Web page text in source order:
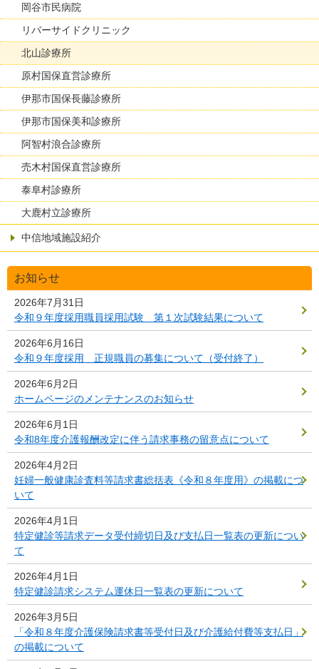
岡谷市民病院
リバーサイドクリニック
北山診療所
原村国保直営診療所
伊那市国保長藤診療所
伊那市国保美和診療所
阿智村浪合診療所
売木村国保直営診療所
泰阜村診療所
大鹿村立診療所
中信地域施設紹介
お知らせ
2026年7月31日
令和９年度採用職員採用試験 第１次試験結果について
2026年6月16日
令和９年度採用 正規職員の募集について（受付終了）
2026年6月2日
ホームページのメンテナンスのお知らせ
2026年6月1日
令和8年度介護報酬改定に伴う請求事務の留意点について
2026年4月2日
妊婦一般健康診査料等請求書総括表《令和８年度用》の掲載につ
いて
2026年4月1日
特定健診等請求データ受付締切日及び支払日一覧表の更新につい
て
2026年4月1日
特定健診請求システム運休日一覧表の更新について
2026年3月5日
「令和８年度介護保険請求書等受付日及び介護給付費等支払日」
の掲載について